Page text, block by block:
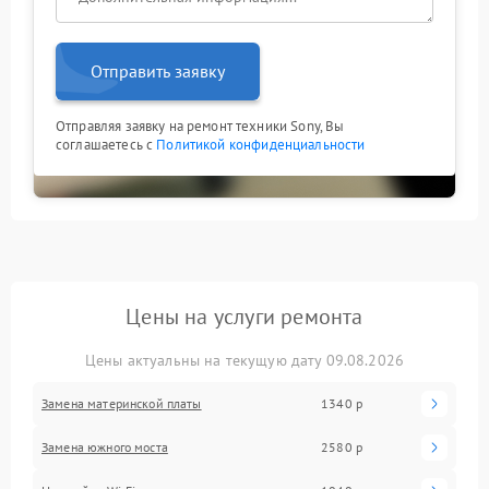
стабильную и безопасную эксплуатацию вашего
Отправить заявку
Отправляя заявку на ремонт техники Sony, Вы
соглашаетесь с Политикой конфиденциальности
Цены на услуги ремонта
Цены актуальны на текущую дату 09.08.2026
Замена материнской платы 1340 р
Замена южного моста 2580 р